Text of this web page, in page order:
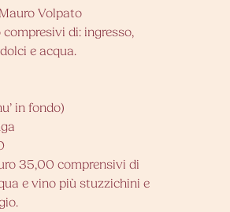
Volpato
di: ingresso,
e acqua.
in fondo)
35,00 comprensivi di
e vino più stuzzichini e